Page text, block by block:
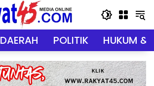
DAERAH POLITIK HUKUM &